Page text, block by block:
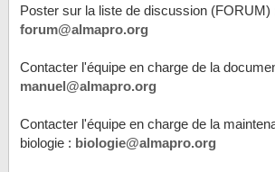
Poster sur la liste de discussion (FORUM)
forum@almapro.org
Contacter l'équipe en charge de la
manuel@almapro.org
Contacter l'équipe en charge de la
biologie : biologie@almapro.org